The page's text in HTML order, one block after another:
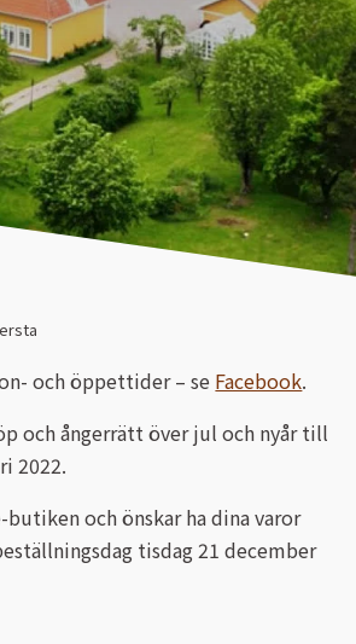
och öppettider – se Facebook.
och ångerrätt över jul och nyår till
2022.
butiken och önskar ha dina varor
tisdag 21 december
mm